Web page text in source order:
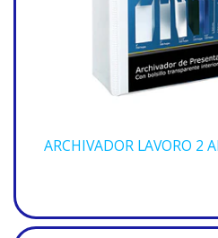
ARCHIVADOR LAVORO 2